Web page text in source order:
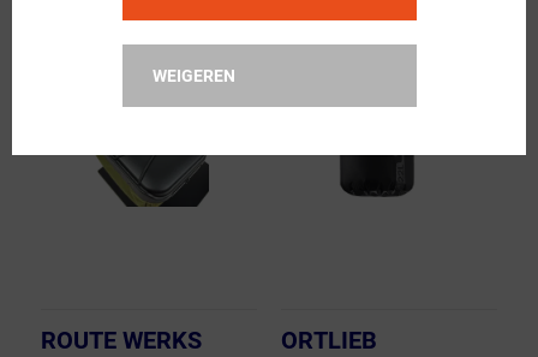
WEIGEREN
ROUTE WERKS ORTLIEB